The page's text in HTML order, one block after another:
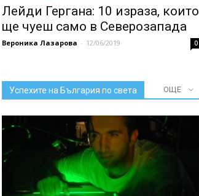
Лейди Гергана: 10 израза, които
ще чуеш само в Северозапада
Вероника Лазарова - 12/06/2019 0
Успехите на България по света ОЩЕ